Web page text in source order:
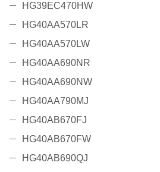
HG39EC470HW
HG40AA570LR
HG40AA570LW
HG40AA690NR
HG40AA690NW
HG40AA790MJ
HG40AB670FJ
HG40AB670FW
HG40AB690QJ